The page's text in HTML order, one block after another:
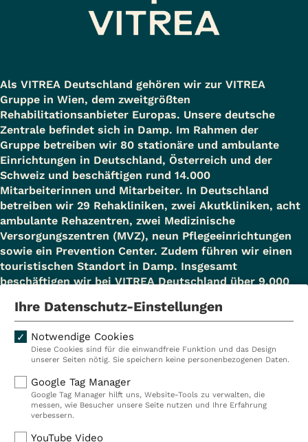
Als VITREA Deutschland gehören wir zur VITREA
Gruppe in Wien, dem zweitgrößten
Rehabilitationsanbieter Europas. Unsere deutsche
Zentrale befindet sich in Damp. Im Rahmen der
Gruppe betreiben wir 80 stationäre und ambulante
Einrichtungen in Deutschland, Österreich und der
Schweiz und beschäftigen rund 14.000
Mitarbeiterinnen und Mitarbeiter. In Deutschland
betreiben wir 29 Rehakliniken, zwei Akutkliniken, acht
ambulante Rehazentren, zwei Medizinische
Versorgungszentren (MVZ), neun Pflegeeinrichtungen
sowie ein Prevention Center. Zudem führen wir einen
touristischen Standort in Damp. Insgesamt
beschäftigen wir bei VITREA Deutschland über 9.000
Kliniken
Ambulant
Reha
Prävention
Karriere
VITREA Deutschland
Ihre Datenschutz-Einstellungen
Notwendige Cookies
Diese Cookies sind für die einwandfreie Funktion und das Design
unserer Seiten nötig. Sie speichern keine personenbezogenen Daten.
Google Tag Manager
Google Tag Manager hilft uns, Website-Tools zu verwalten, die
messen, wie Besucher unsere Seite nutzen und Ihre Erfahrung
verbessern.
YouTube Video